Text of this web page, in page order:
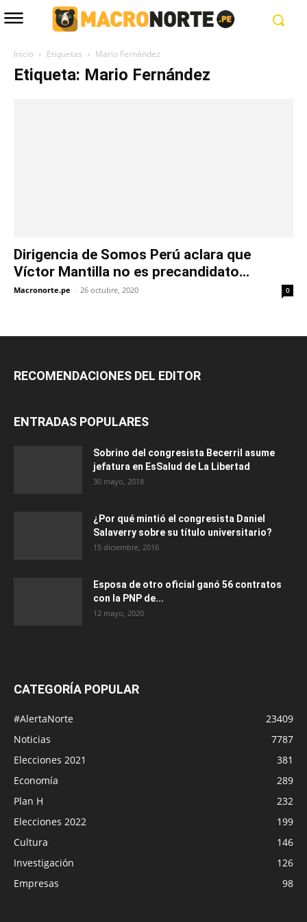
Inicio Etiquetas Mario Fernández
Etiqueta: Mario Fernández
Dirigencia de Somos Perú aclara que
Víctor Mantilla no es precandidato...
Macronorte.pe - 26 octubre, 2020 0
RECOMENDACIONES DEL EDITOR
ENTRADAS POPULARES
Sobrino del congresista Becerril asume
jefatura en EsSalud de La Libertad
30 mayo, 2018
¿Por qué mintió el congresista Daniel
Salaverry sobre su título universitario?
15 diciembre, 2016
Esposa de otro oficial ganó 56 contratos
con la PNP de...
12 mayo, 2020
CATEGORÍA POPULAR
#AlertaNorte
23409
Noticias
7787
Elecciones 2021
381
Economía
289
Plan H
232
Elecciones 2022
199
Cultura
146
Investigación
126
Empresas
98